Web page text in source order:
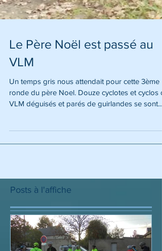
Le Père Noël est passé au
VLM
Un temps gris nous attendait pour cette 3ème
ronde du père Noel. Douze cyclotes et cyclos